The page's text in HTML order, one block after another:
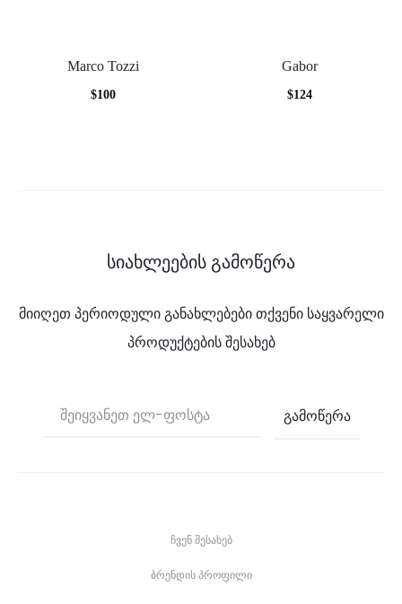
Marco Tozzi
$100
Gabor
$124
სიახლეების გამოწერა
მიიღეთ პერიოდული განახლებები თქვენი საყვარელი
პროდუქტების შესახებ
ჩვენ შესახებ
ბრენდის პროფილი